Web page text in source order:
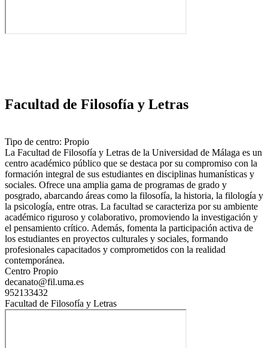
Facultad de Filosofía y Letras
Tipo de centro: Propio
La Facultad de Filosofía y Letras de la Universidad de Málaga es un
centro académico público que se destaca por su compromiso con la
formación integral de sus estudiantes en disciplinas humanísticas y
sociales. Ofrece una amplia gama de programas de grado y
posgrado, abarcando áreas como la filosofía, la historia, la filología y
la psicología, entre otras. La facultad se caracteriza por su ambiente
académico riguroso y colaborativo, promoviendo la investigación y
el pensamiento crítico. Además, fomenta la participación activa de
los estudiantes en proyectos culturales y sociales, formando
profesionales capacitados y comprometidos con la realidad
contemporánea.
Centro Propio
decanato@fil.uma.es
952133432
Facultad de Filosofía y Letras